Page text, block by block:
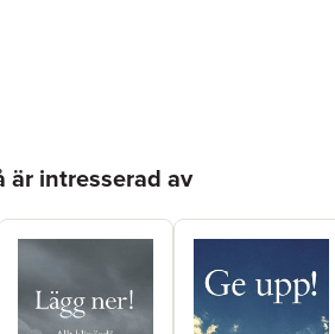
är intresserad av